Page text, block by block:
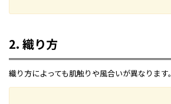
2. 織り方
織り方によっても肌触りや風合いが異なります。